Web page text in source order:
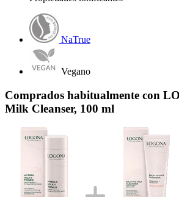
NaTrue
Vegano
Comprados habitualmente con
Milk Cleanser, 100 ml